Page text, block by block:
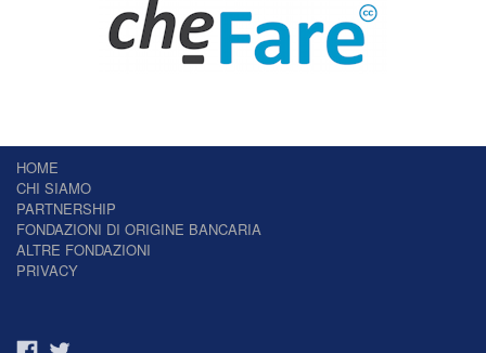
HOME
CHI SIAMO
PARTNERSHIP
FONDAZIONI DI ORIGINE BANCARIA
ALTRE FONDAZIONI
PRIVACY